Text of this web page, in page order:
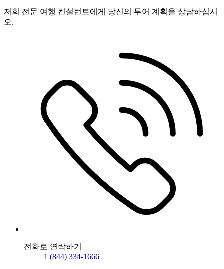
저희 전문 여행 컨설턴트에게 당신의 투어 계획을 상담하십시
오.
전화로 연락하기
1 (844) 334-1666